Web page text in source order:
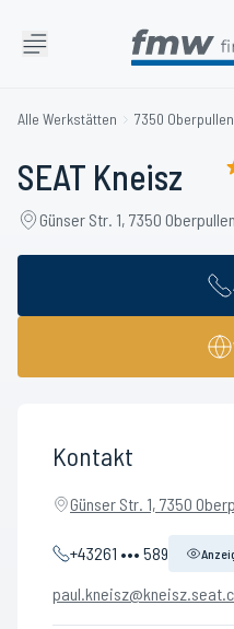
Alle Werkstätten 7350
SEAT Kneisz
Günser Str. 1, 7350
Kontakt
Günser Str. 1, 7350
+43261 ••• 589